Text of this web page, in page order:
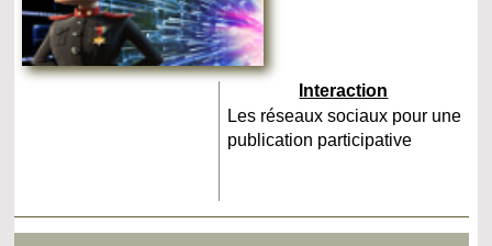
Interaction
Les réseaux sociaux pour une
publication participative